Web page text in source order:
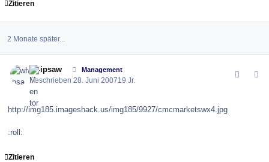
Zitieren
2 Monate später...
whipsaw Management
Geschrieben28. Juni 200719 Jr.
http://img185.imageshack.us/img185/9927/cmcmarketswx4.jpg
:roll:
Zitieren